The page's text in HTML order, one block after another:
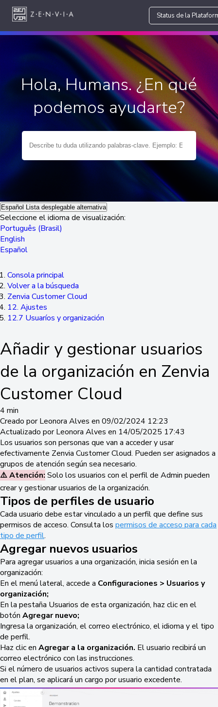
Status de la
Hola, Humans. ¿En qué
podemos ayudarte?
Español Lista desplegable alternativa
Seleccione el idioma de visualización:
Português (Brasil)
English
Español
Consola principal
Volver a la búsqueda
Zenvia Customer Cloud
12. Ajustes
12.7 Usuaríos y organización
Añadir y gestionar usuarios
de la organización en Zenvia
Customer Cloud
4 min
Creado por Leonora Alves en 09/02/2024 12:23
Actualizado por Leonora Alves en 14/05/2025 17:43
Los usuarios son personas que van a acceder y usar
efectivamente Zenvia Customer Cloud. Pueden ser asignados a
grupos de atención según sea necesario.
⚠️ Atención: Solo los usuarios con el perfil de Admin pueden
crear y gestionar usuarios de la organización.
Tipos de perfiles de usuario
Cada usuario debe estar vinculado a un perfil que define sus
permisos de acceso. Consulta los permisos de acceso para cada
tipo de perfil.
Agregar nuevos usuarios
Para agregar usuarios a una organización, inicia sesión en la
organización:
En el menú lateral, accede a Configuraciones > Usuarios y
organización;
En la pestaña Usuarios de esta organización, haz clic en el
botón Agregar nuevo;
Ingresa la organización, el correo electrónico, el idioma y el tipo
de perfil.
Haz clic en Agregar a la organización. El usuario recibirá un
correo electrónico con las instrucciones.
Si el número de usuarios activos supera la cantidad contratada
en el plan, se aplicará un cargo por usuario excedente.